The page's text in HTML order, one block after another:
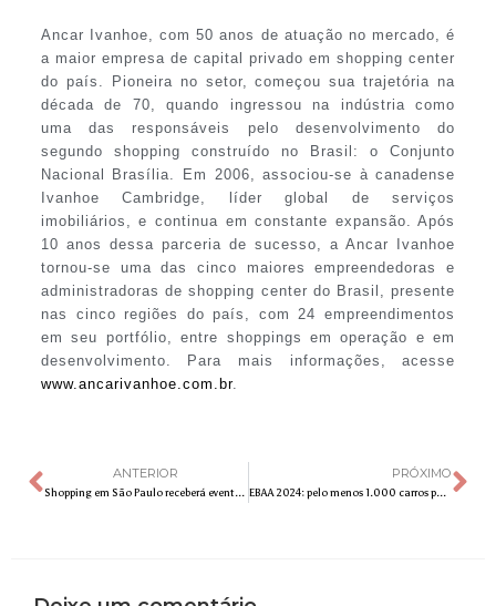
Ancar Ivanhoe, com 50 anos de atuação no mercado, é
a maior empresa de capital privado em shopping center
do país. Pioneira no setor, começou sua trajetória na
década de 70, quando ingressou na indústria como
uma das responsáveis pelo desenvolvimento do
segundo shopping construído no Brasil: o Conjunto
Nacional Brasília. Em 2006, associou-se à canadense
Ivanhoe Cambridge, líder global de serviços
imobiliários, e continua em constante expansão. Após
10 anos dessa parceria de sucesso, a Ancar Ivanhoe
tornou-se uma das cinco maiores empreendedoras e
administradoras de shopping center do Brasil, presente
nas cinco regiões do país, com 24 empreendimentos
em seu portfólio, entre shoppings em operação e em
desenvolvimento. Para mais informações, acesse
www.ancarivanhoe.com.br.
ANTERIOR
Shopping em São Paulo receberá evento geek Anime Quest
PRÓXIMO
EBAA 2024: pelo menos 1.000 carros para exposição e venda estão sendo esperados no jardim da Praça Adhemar de Barros, em Águas de Lindóia